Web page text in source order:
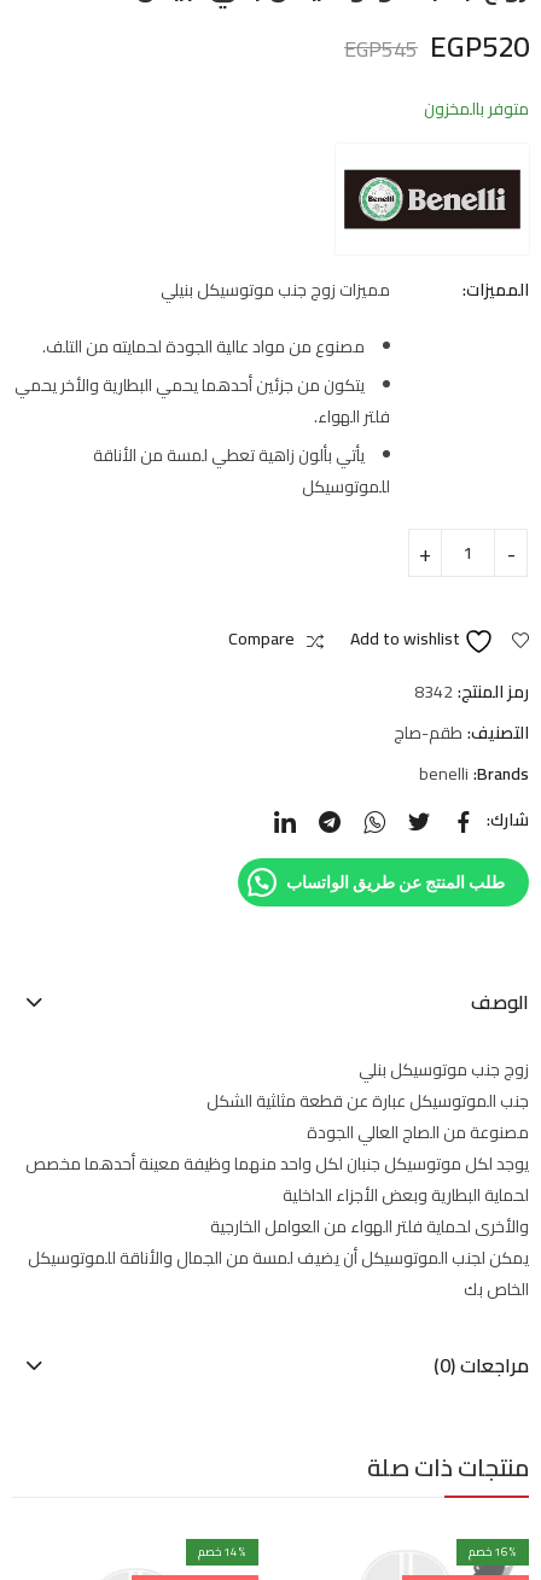
EGP520
EGP545
متوفر بالمخزون
المميزات:
مميزات زوج جنب موتوسيكل بنيلي
مصنوع من مواد عالية الجودة لحمايته من التلف.
يتكون من جزئين أحدهما يحمي البطارية والأخر يحمي
فلتر الهواء.
يأتي بألون زاهية تعطي لمسة من الأناقة
للموتوسيكل
Add to wishlist
Compare
رمز المنتج:8342
التصنيف:طقم-صاج
Brands:
benelli
شارك:
طلب المنتج عن طريق الواتساب
الوصف
زوج جنب موتوسيكل بنلي
جنب الموتوسيكل عبارة عن قطعة مثلثية الشكل
مصنوعة من الصاج العالي الجودة
يوجد لكل موتوسيكل جنبان لكل واحد منهما وظيفة معينة أحدهما مخصص
لحماية البطارية وبعض الأجزاء الداخلية
والأخرى لحماية فلتر الهواء من العوامل الخارجية
يمكن لجنب الموتوسيكل أن يضيف لمسة من الجمال والأناقة للموتوسيكل
الخاص بك
مراجعات (0)
منتجات ذات صلة
16% خصم
14% خصم